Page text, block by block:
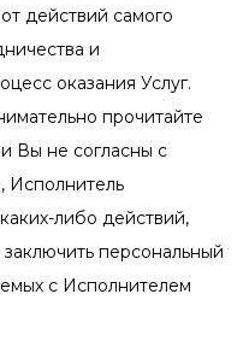
действий самого
и
оказания Услуг.
прочитайте
Вы не согласны с
Исполнитель
либо действий,
персональный
с Исполнителем